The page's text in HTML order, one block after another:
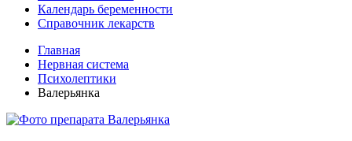
Календарь беременности
Справочник лекарств
Главная
Нервная система
Психолептики
Валерьянка